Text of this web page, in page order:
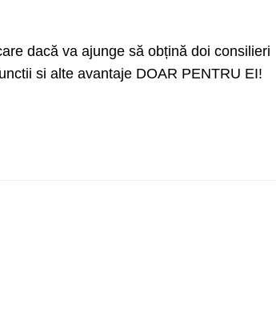
dacă va ajunge să obțină doi consilieri
si alte avantaje DOAR PENTRU EI!